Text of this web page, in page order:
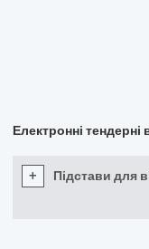
Електронні тендерні
+ Підстави для